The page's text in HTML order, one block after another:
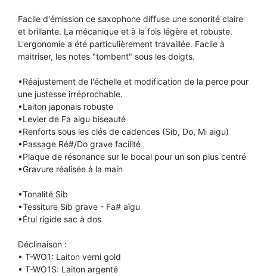
TROMPETTE CORNET BUGLE
FLÛTE À BEC
MICROPHONE & ENREGISTREUR
PARTITION
PIANO
SAXHORN EUPHONIUM
SAXOPHONE
TUBA
TROMPETTE CORNET BUGLE
TUBA
Facile d'émission ce saxophone diffuse une sonorité claire
et brillante. La mécanique et à la fois légère et robuste.
L'ergonomie a été particulièrement travaillée. Facile à
maitriser, les notes "tombent" sous les doigts.
•Réajustement de l'échelle et modification de la perce pour
une justesse irréprochable.
•Laiton japonais robuste
•Levier de Fa aigu biseauté
•Renforts sous les clés de cadences (Sib, Do, Mi aigu)
•Passage Ré#/Do grave facilité
•Plaque de résonance sur le bocal pour un son plus centré
•Gravure réalisée à la main
•Tonalité Sib
•Tessiture Sib grave - Fa# aïgu
•Étui rigide sac à dos
Déclinaison :
• T-WO1: Laiton verni gold
• T-WO1S: Laiton argenté